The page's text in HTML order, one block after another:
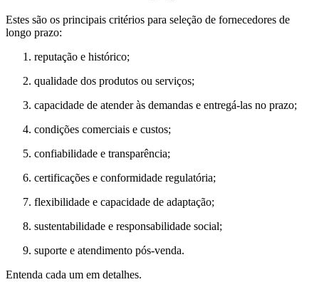
Estes são os principais critérios para seleção de fornecedores de
longo prazo:
reputação e histórico;
qualidade dos produtos ou serviços;
capacidade de atender às demandas e entregá-las no prazo;
condições comerciais e custos;
confiabilidade e transparência;
certificações e conformidade regulatória;
flexibilidade e capacidade de adaptação;
sustentabilidade e responsabilidade social;
suporte e atendimento pós-venda.
Entenda cada um em detalhes.